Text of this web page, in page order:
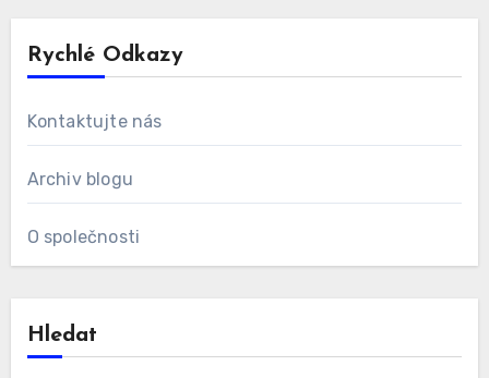
Rychlé Odkazy
Kontaktujte nás
Archiv blogu
O společnosti
Hledat